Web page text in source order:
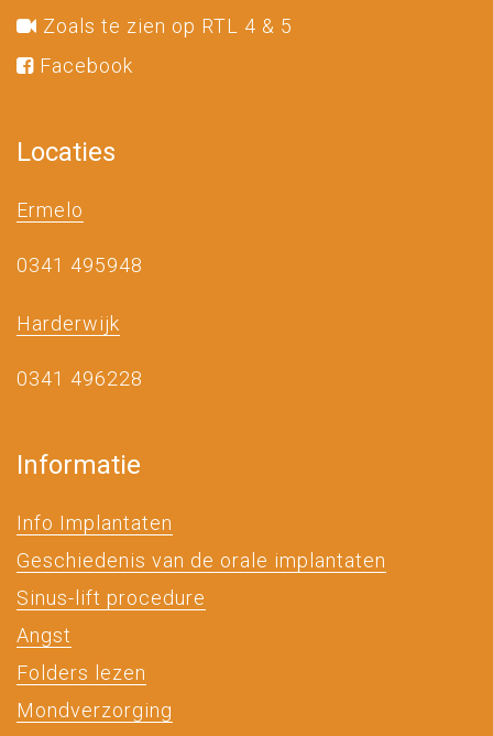
Zoals te zien op RTL 4 & 5
Facebook
Locaties
Ermelo
0341 495948
Harderwijk
0341 496228
Informatie
Info Implantaten
Geschiedenis van de orale implantaten
Sinus-lift procedure
Angst
Folders lezen
Mondverzorging